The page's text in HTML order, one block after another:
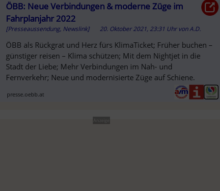
ÖBB: Neue Verbindungen & moderne Züge im
Fahrplanjahr 2022
[Presseaussendung, Newslink] 20. Oktober 2021, 23:31 Uhr vonA.D.
ÖBB als Rückgrat und Herz fürs KlimaTicket; Früher buchen –
günstiger reisen – Klima schützen; Mit dem Nightjet in die
Stadt der Liebe; Mehr Verbindungen im Nah- und
Fernverkehr; Neue und modernisierte Züge auf Schiene.
presse.oebb.at
Anzeige